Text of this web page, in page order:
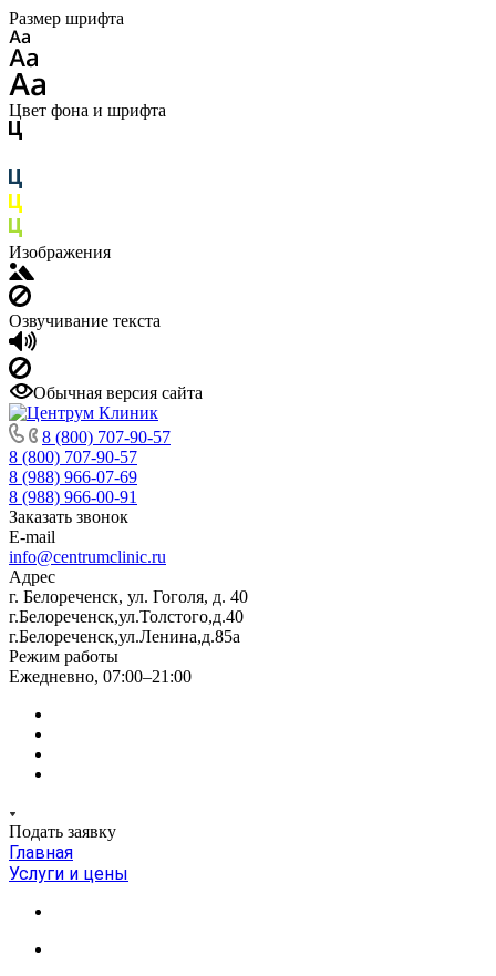
Размер шрифта
Цвет фона и шрифта
Изображения
Озвучивание текста
Обычная версия сайта
8 (800) 707-90-57
8 (800) 707-90-57
8 (988) 966-07-69
8 (988) 966-00-91
Заказать звонок
E-mail
info@centrumclinic.ru
Адрес
г. Белореченск, ул. Гоголя, д. 40
г.Белореченск,ул.Толстого,д.40
г.Белореченск,ул.Ленина,д.85а
Режим работы
Ежедневно, 07:00–21:00
Подать заявку
Главная
Услуги и цены